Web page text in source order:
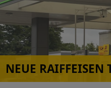
NEUE RAIFFEISEN